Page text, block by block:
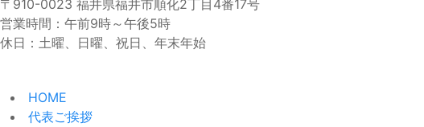
〒910-0023 福井県福井市順化2丁目4番17号
営業時間：午前9時～午後5時
休日：土曜、日曜、祝日、年末年始
HOME
代表ご挨拶